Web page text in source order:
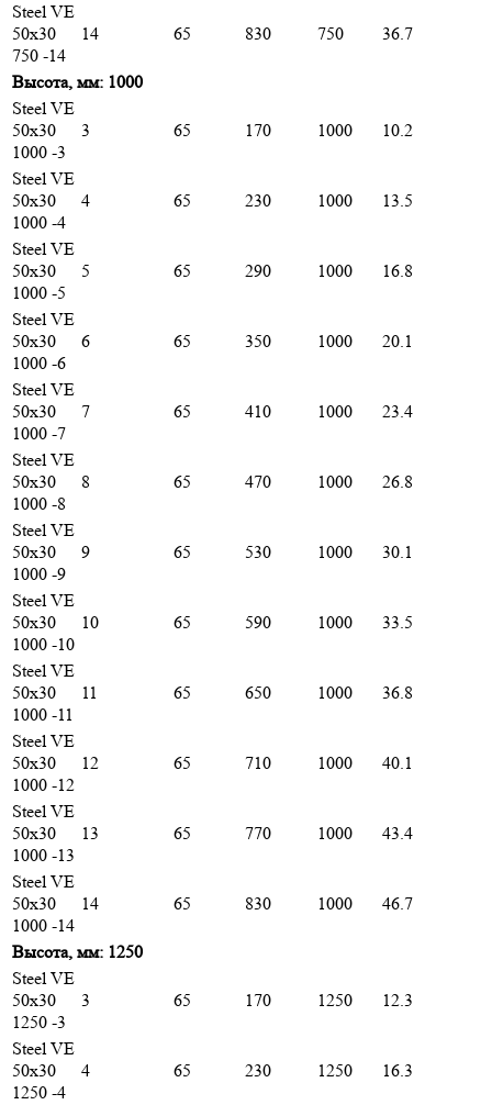
Steel VE
50х30
750 -14
14 65 830 750 36.7
Высота, мм: 1000
Steel VE
50х30
1000 -3
3 65 170 1000 10.2
Steel VE
50х30
1000 -4
4 65 230 1000 13.5
Steel VE
50х30
1000 -5
5 65 290 1000 16.8
Steel VE
50х30
1000 -6
6 65 350 1000 20.1
Steel VE
50х30
1000 -7
7 65 410 1000 23.4
Steel VE
50х30
1000 -8
8 65 470 1000 26.8
Steel VE
50х30
1000 -9
9 65 530 1000 30.1
Steel VE
50х30
1000 -10
10 65 590 1000 33.5
Steel VE
50х30
1000 -11
11 65 650 1000 36.8
Steel VE
50х30
1000 -12
12 65 710 1000 40.1
Steel VE
50х30
1000 -13
13 65 770 1000 43.4
Steel VE
50х30
1000 -14
14 65 830 1000 46.7
Высота, мм: 1250
Steel VE
50х30
1250 -3
3 65 170 1250 12.3
Steel VE
50х30
1250 -4
4 65 230 1250 16.3